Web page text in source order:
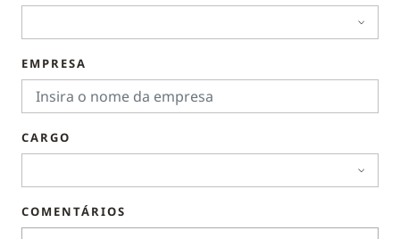
EMPRESA
CARGO
COMENTÁRIOS